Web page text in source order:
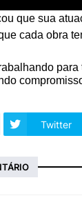
que sua
cada obra
Twitter